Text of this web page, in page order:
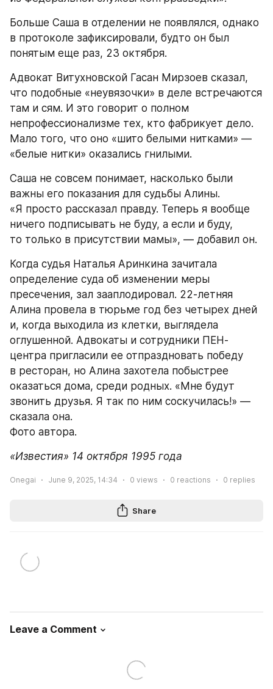
Больше Саша в отделении не появлялся, однако
в протоколе зафиксировали, будто он был
понятым еще раз, 23 октября.
Адвокат Витухновской Гасан Мирзоев сказал,
что подобные «неувязочки» в деле встречаются
там и сям. И это говорит о полном
непрофессионализме тех, кто фабрикует дело.
Мало того, что оно «шито белыми нитками» —
«белые нитки» оказались гнилыми.
Саша не совсем понимает, насколько были
важны его показания для судьбы Алины.
«Я просто рассказал правду. Теперь я вообще
ничего подписывать не буду, а если и буду,
то только в присутствии мамы», — добавил он.
Когда судья Наталья Аринкина зачитала
определение суда об изменении меры
пресечения, зал зааплодировал. 22-летняя
Алина провела в тюрьме год без четырех дней
и, когда выходила из клетки, выглядела
оглушенной. Адвокаты и сотрудники ПЕН-
центра пригласили ее отпраздновать победу
в ресторан, но Алина захотела побыстрее
оказаться дома, среди родных. «Мне будут
звонить друзья. Я так по ним соскучилась!» —
сказала она.
Фото автора.
«Известия» 14 октября 1995 года
Onegai June 9, 2025, 14:34 0 views 0 reactions 0 replies
Share
Leave a Comment